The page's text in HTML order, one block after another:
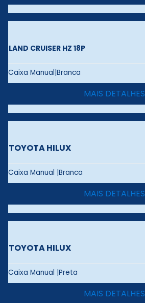
LAND CRUISER HZ 18P
Caixa Manual|Branca
MAIS DETALHES
TOYOTA HILUX
Caixa Manual |Branca
MAIS DETALHES
TOYOTA HILUX
Caixa Manual |Preta
MAIS DETALHES